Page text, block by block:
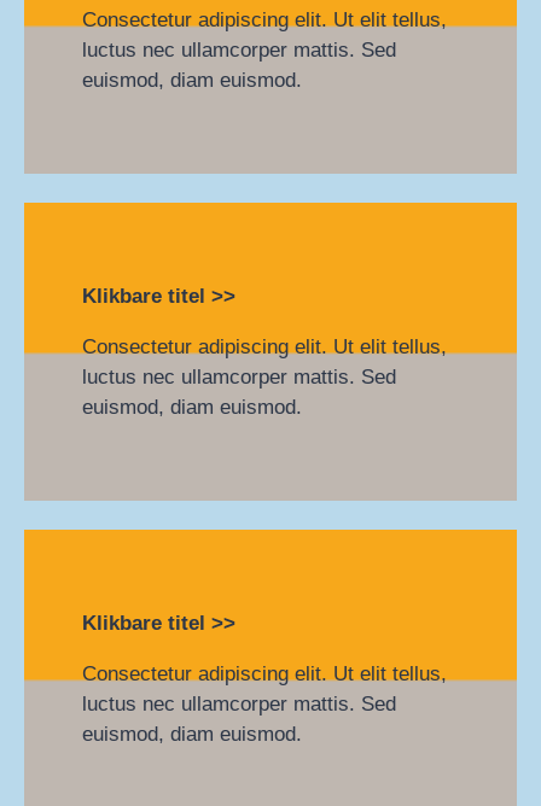
Consectetur adipiscing elit. Ut elit tellus,
luctus nec ullamcorper mattis. Sed
euismod, diam euismod.
Klikbare titel >>
Consectetur adipiscing elit. Ut elit tellus,
luctus nec ullamcorper mattis. Sed
euismod, diam euismod.
Klikbare titel >>
Consectetur adipiscing elit. Ut elit tellus,
luctus nec ullamcorper mattis. Sed
euismod, diam euismod.